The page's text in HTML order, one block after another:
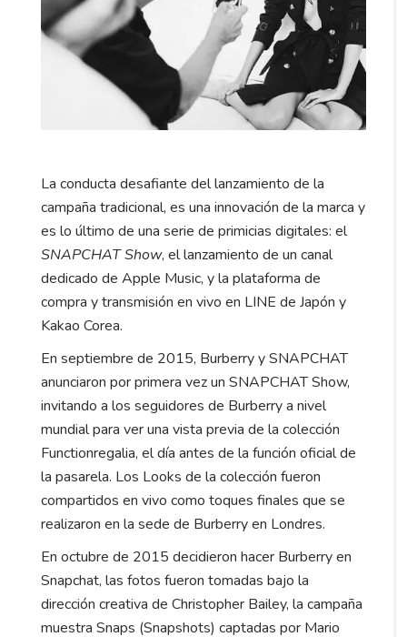
La conducta desafiante del lanzamiento de la
campaña tradicional, es una innovación de la marca y
es lo último de una serie de primicias digitales: el
SNAPCHAT Show, el lanzamiento de un canal
dedicado de Apple Music, y la plataforma de
compra y transmisión en vivo en LINE de Japón y
Kakao Corea.
En septiembre de 2015, Burberry y SNAPCHAT
anunciaron por primera vez un SNAPCHAT Show,
invitando a los seguidores de Burberry a nivel
mundial para ver una vista previa de la colección
Functionregalia, el día antes de la función oficial de
la pasarela. Los Looks de la colección fueron
compartidos en vivo como toques finales que se
realizaron en la sede de Burberry en Londres.
En octubre de 2015 decidieron hacer Burberry en
Snapchat, las fotos fueron tomadas bajo la
dirección creativa de Christopher Bailey, la campaña
muestra Snaps (Snapshots) captadas por Mario